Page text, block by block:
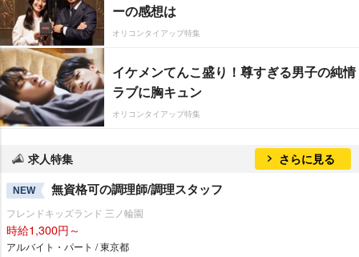
ーの感想は
オリコンタイアップ特集
イケメンてんこ盛り！尊すぎる男子の純情
ラブに胸キュン
オリコンタイアップ特集
求人特集 さらに見る
NEW 無資格可の調理師/調理スタッフ
フレンドキッズランド 三ノ輪園
時給1,300円～
アルバイト・パート / 東京都